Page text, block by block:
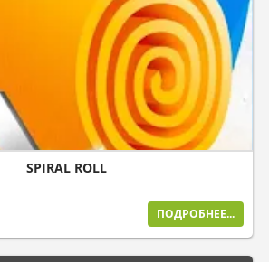
SPIRAL ROLL
ПОДРОБНЕЕ...